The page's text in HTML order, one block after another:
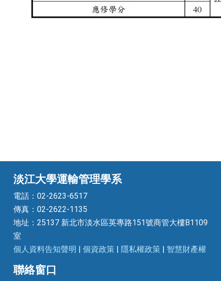
淡江大學運輸管理學系
電話：02-2623-6517
傳真：02-2622-1135
地址：25137 新北市淡水區英專路151號商管大樓B1109
室
個人資料告知聲明 | 個資政策 | 隱私權政策 | 智慧財產權
聯絡窗口